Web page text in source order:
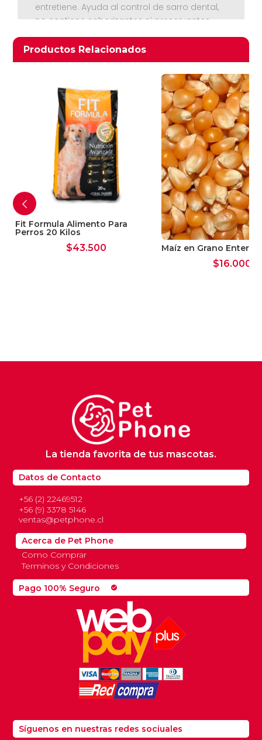
Ver Carrito
Seguir Comprando
entretiene. Ayuda al control de sarro dental,
no contiene saborizantes ni preservantes.
Productos Relacionados
Productos relacionados
Fit Formula Alimento Para
Perros 20 Kilos
$43.500 Maíz en Grano Entero
$16.000
Pago 100% Seguro check_circle
Datos de Contacto
+56 (2) 22469512
+56 (9) 3378 5146
ventas@petphone.cl
La tienda favorita de tus mascotas.
Acerca de Pet Phone
Como Comprar
Terminos y Condiciones
Síguenos en nuestras redes sociuales